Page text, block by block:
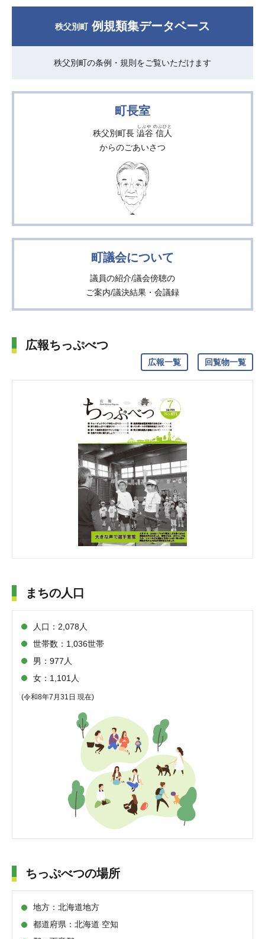
秩父別町例規類集データベース
秩父別町の条例・規則をご覧いただけます
町長室
秩父別町長 澁谷 信人
しぶや のぶひと
からのごあいさつ
町議会について
議員の紹介/議会傍聴の
ご案内/議決結果・会議録
広報ちっぷべつ
広報一覧 回覧物一覧
まちの人口
人口：2,078人
世帯数：1,036世帯
男：977人
女：1,101人
(令和8年7月31日 現在)
ちっぷべつの場所
地方：北海道地方
都道府県：北海道 空知